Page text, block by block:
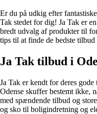
Er du på udkig efter
Tak stedet for dig! Ja Tak er
bredt udvalg af produkter til
tips til at finde de bedste tilbud
Ja Tak tilbud i
Ja Tak er kendt for deres
Odense skuffer bestemt ikke,
med spændende tilbud og
og sko til boligindretning og